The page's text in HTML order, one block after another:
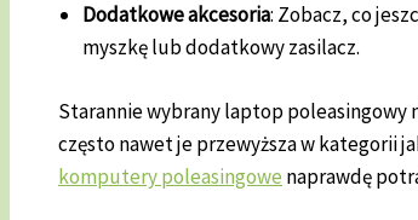
Dodatkowe akcesoria: Zobacz, co
myszkę lub dodatkowy zasilacz.
Starannie wybrany laptop poleasingowy
często nawet je przewyższa w kategorii
komputery poleasingowe naprawdę